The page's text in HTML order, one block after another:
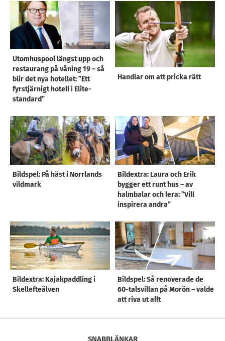
Utomhuspool längst upp och
restaurang på våning 19 – så
blir det nya hotellet: ”Ett
fyrstjärnigt hotell i Elite-
standard”
Handlar om att pricka rätt
Bildspel: På häst i Norrlands
vildmark
Bildextra: Laura och Erik
bygger ett runt hus – av
halmbalar och lera: ”Vill
inspirera andra”
Bildextra: Kajakpaddling i
Skellefteälven
Bildspel: Så renoverade de
60-talsvillan på Morön – valde
att riva ut allt
SNABBLÄNKAR